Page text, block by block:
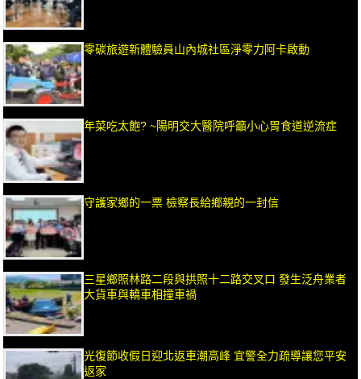
零碳旅遊新體驗員山內城社區淨零力阿卡啟動
年菜吃太飽? ~陽明交大醫院呼籲小心胃食道逆流症
守護家鄉的一票 檢察長給鄉親的一封信
三星鄉照林路二段與拱照十二路交叉口 發生泛舟業者
大貨車與轎車相撞車禍
光復節收假日迎北返車潮高峰 宜警全力疏導讓您平安
返家